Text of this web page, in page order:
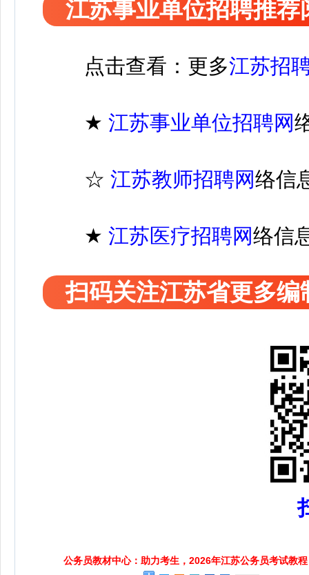
江苏事业单位招聘推荐
点击查看：更多江苏招
★ 江苏事业单位招聘网
☆ 江苏教师招聘网络信
★ 江苏医疗招聘网络信
扫码关注江苏省更多
公务员教材中心：助力考生，2026年江苏公务员考试教程